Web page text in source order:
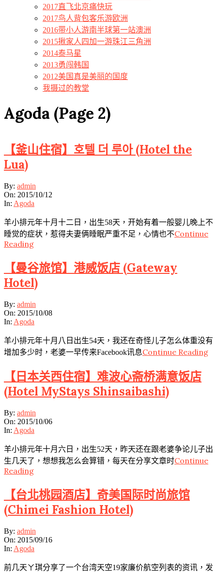
2017直飞北京痛快玩
2017鸟人背包客乐游欧洲
2016带小人游南半球第一站澳洲
2015揪家人四加一游珠江三角洲
2014泰马星
2013勇闯韩国
2012美国真是美丽的国度
我摄过的教堂
Agoda (Page 2)
【釜山住宿】호텔 더 루아 (Hotel the
Lua)
2015-
10-
12
By: admin
On: 2015/10/12
In: Agoda
羊小排元年十月十二日，出生58天，开始有着一般婴儿晚上不
睡觉的症状，惹得夫妻俩睡眠严重不足，心情也不Continue
Reading
【曼谷旅馆】港威饭店 (Gateway
Hotel)
2015-
10-
08
By: admin
On: 2015/10/08
In: Agoda
羊小排元年十月八日出生54天，我还在奇怪儿子怎么体重没有
增加多少时，老婆一早传来Facebook讯息Continue Reading
【日本关西住宿】难波心斋桥满意饭店
(Hotel MyStays Shinsaibashi)
2015-
10-
06
By: admin
On: 2015/10/06
In: Agoda
羊小排元年十月六日，出生52天，昨天还在跟老婆争论儿子出
生几天了，想想我怎么会算错，每天在分享文章时Continue
Reading
【台北桃园酒店】奇美国际时尚旅馆
(Chimei Fashion Hotel)
2015-
09-
16
By: admin
On: 2015/09/16
In: Agoda
前几天ㄚ琪分享了一个台湾天空19家廉价航空列表的资讯，发